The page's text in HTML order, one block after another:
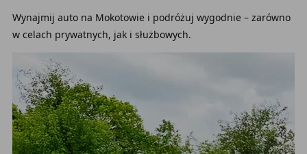
Wynajmij auto na Mokotowie i podróżuj wygodnie – zarówno
w celach prywatnych, jak i służbowych.